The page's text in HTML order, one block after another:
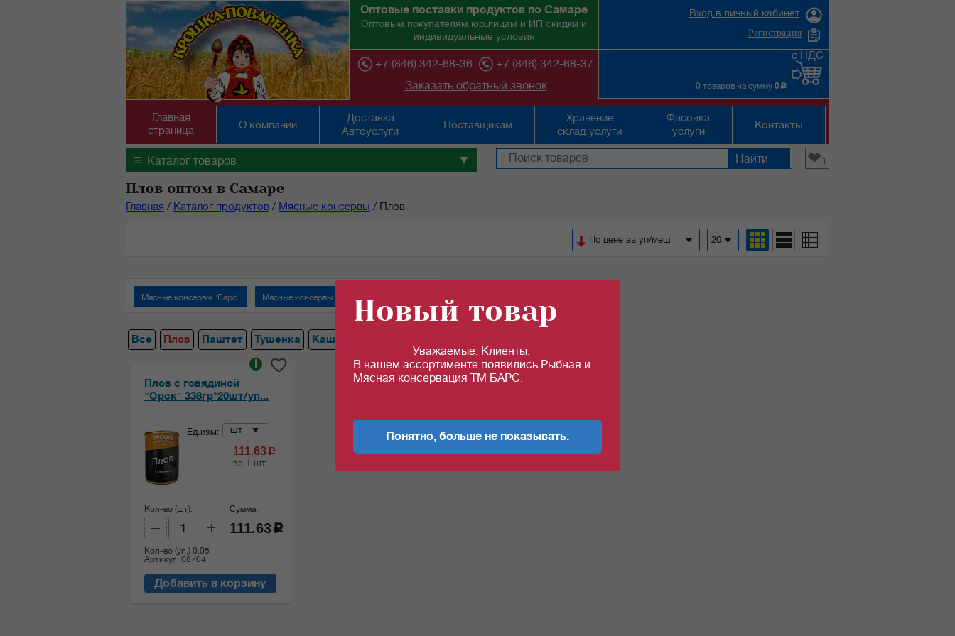
Оптовые поставки продуктов по Самаре
Оптовым покупателям юр.лицам и ИП скидки и
индивидуальные условия
+7 (846) 342-68-36
+7 (846) 342-68-37
Заказать обратный звонок
Вход в личный кабинет
Регистрация
0 товаров на сумму 0 c
с НДС
Главная
страница
О компании
Доставка
Автоуслуги
Поставщикам
Хранение
склад.услуги
Фасовка
услуги
Контакты
≡ Каталог товаров ▼ ❤1
Плов оптом в Самаре
Главная / Каталог продуктов / Мясные консервы / Плов
20
По цене за уп/меш
Мясные консервы "Барс" Мясные консервы "Орский мясокомбинат"
Все Плов Паштет Тушенка Каша
Плов с говядиной
"Орск" 338гр*20шт/уп...
i
Ед.изм: шт
111.63 c
за 1 шт
Кол-во (шт):
Кол-во (уп.) 0.05
Артикул: 08704
Сумма:
111.63 c
Добавить в корзину
Новый товар
Уважаемые, Клиенты.
В нашем ассортименте появились Рыбная и
Мясная консервация ТМ БАРС.
Понятно, больше не показывать.